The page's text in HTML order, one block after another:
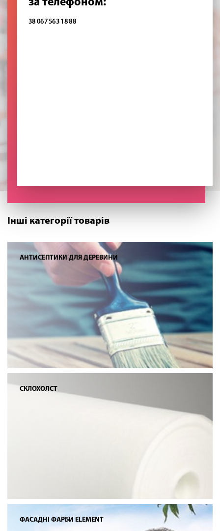
за телефоном:
38 067 563 18 88
Інші категорії товарів
АНТИСЕПТИКИ ДЛЯ ДЕРЕВИНИ
СКЛОХОЛСТ
ФАСАДНІ ФАРБИ ELEMENT